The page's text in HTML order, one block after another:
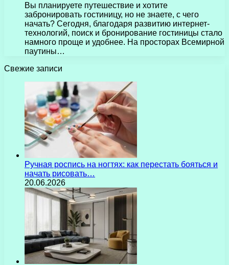
Вы планируете путешествие и хотите
забронировать гостиницу, но не знаете, с чего
начать? Сегодня, благодаря развитию интернет-
технологий, поиск и бронирование гостиницы стало
намного проще и удобнее. На просторах Всемирной
паутины…
Свежие записи
Ручная роспись на ногтях: как перестать бояться и
начать рисовать…
20.06.2026